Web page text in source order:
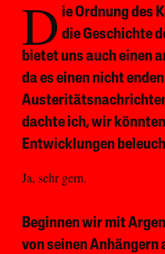
D ie Ordnung des
die Geschichte
bietet uns auch einen
da es einen nicht
dachte ich, wir
Entwicklungen
Ja, sehr gern.
Beginnen wir mit
von seinen Anhängern